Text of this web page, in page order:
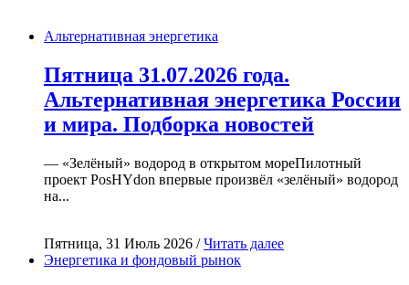
Альтернативная энергетика
Пятница 31.07.2026 года.
Альтернативная энергетика России
и мира. Подборка новостей
— «Зелёный» водород в открытом мореПилотный
проект PosHYdon впервые произвёл «зелёный» водород
на...
Пятница, 31 Июль 2026 /Читать далее
Энергетика и фондовый рынок